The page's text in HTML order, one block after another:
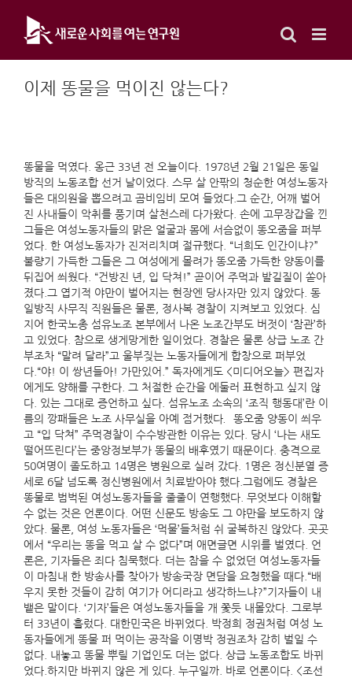
content
이제 똥물을 먹이진 않는다?
똥물을 먹였다. 옹근 33년 전 오늘이다. 1978년 2월 21일은 동일
방직의 노동조합 선거 날이었다. 스무 살 안팎의 청순한 여성노동자
들은 대의원을 뽑으려고 곰비임비 모여 들었다.그 순간, 어깨 벌어
진 사내들이 악취를 풍기며 살천스레 다가왔다. 손에 고무장갑을 낀
그들은 여성노동자들의 맑은 얼굴과 몸에 서슴없이 똥오줌을 퍼부
었다. 한 여성노동자가 진저리치며 절규했다. “너희도 인간이냐?”
불량기 가득한 그들은 그 여성에게 몰려가 똥오줌 가득한 양동이를
뒤집어 씌웠다. “건방진 년, 입 닥쳐!” 곧이어 주먹과 발길질이 쏟아
졌다.그 엽기적 야만이 벌어지는 현장엔 당사자만 있지 않았다. 동
일방직 사무직 직원들은 물론, 정사복 경찰이 지켜보고 있었다. 심
지어 한국노총 섬유노조 본부에서 나온 노조간부도 버젓이 ‘참관’하
고 있었다. 참으로 생게망게한 일이었다. 경찰은 물론 상급 노조 간
부조차 “말려 달라”고 울부짖는 노동자들에게 합창으로 퍼부었
다.“야! 이 쌍년들아! 가만있어.” 독자에게도 <미디어오늘> 편집자
에게도 양해를 구한다. 그 처절한 순간을 에둘러 표현하고 싶지 않
다. 있는 그대로 증언하고 싶다. 섬유노조 소속의 ‘조직 행동대’란 이
름의 깡패들은 노조 사무실을 아예 점거했다．똥오줌 양동이 씌우
고 “입 닥쳐” 주먹경찰이 수수방관한 이유는 있다. 당시 ‘나는 새도
떨어뜨린다’는 중앙정보부가 똥물의 배후였기 때문이다. 충격으로
50여명이 졸도하고 14명은 병원으로 실려 갔다. 1명은 정신분열 증
세로 6달 넘도록 정신병원에서 치료받아야 했다.그럼에도 경찰은
똥물로 범벅된 여성노동자들을 줄줄이 연행했다. 무엇보다 이해할
수 없는 것은 언론이다. 어떤 신문도 방송도 그 야만을 보도하지 않
았다. 물론, 여성 노동자들은 ‘먹물’들처럼 쉬 굴복하진 않았다. 곳곳
에서 “우리는 똥을 먹고 살 수 없다”며 애면글면 시위를 벌였다. 언
론은, 기자들은 죄다 침묵했다. 더는 참을 수 없었던 여성노동자들
이 마침내 한 방송사를 찾아가 방송국장 면담을 요청했을 때다.“배
우지 못한 것들이 감히 여기가 어디라고 생각하느냐?”기자들이 내
뱉은 말이다. ‘기자’들은 여성노동자들을 개 쫓듯 내몰았다. 그로부
터 33년이 흘렀다. 대한민국은 바뀌었다. 박정희 정권처럼 여성 노
동자들에게 똥물 퍼 먹이는 공작을 이명박 정권조차 감히 벌일 수
없다. 내놓고 똥물 뿌릴 기업인도 더는 없다. 상급 노동조합도 바뀌
었다.하지만 바뀌지 않은 게 있다. 누구일까. 바로 언론이다. <조선